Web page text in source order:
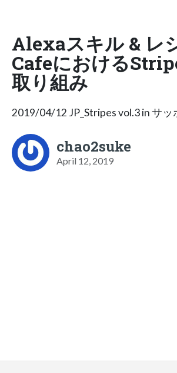
Alexaスキル & レ
Cafeにおける
取り組み
2019/04/12 JP_Stripes vol.3 in サ
chao2suke
April 12, 2019